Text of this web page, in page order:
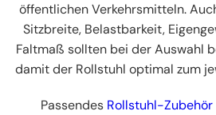
öffentlichen Verkehrsmitteln.
Sitzbreite, Belastbarkeit,
Faltmaß sollten bei der Auswahl
damit der Rollstuhl optimal zum
Passendes Rollstuhl-Zubehör